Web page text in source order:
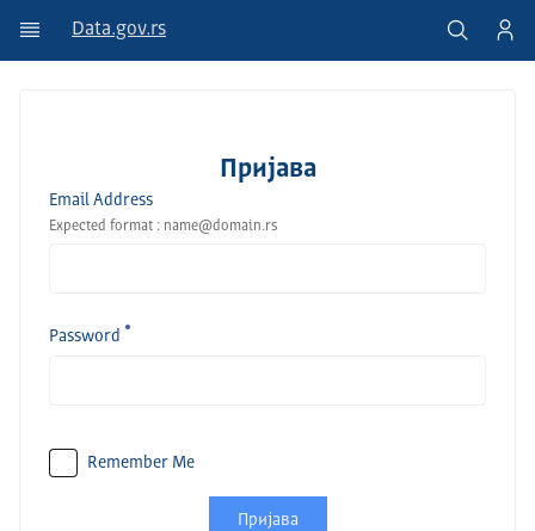
Data.gov.rs
Пријава
Email Address
Expected format : name@domain.rs
Password
Remember Me
Пријава